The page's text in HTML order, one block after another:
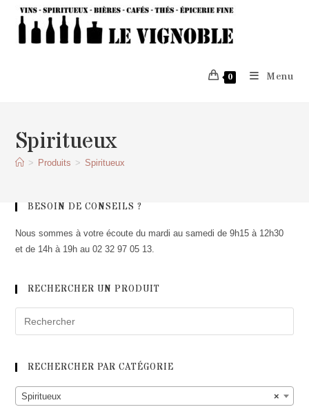
content
0 Menu
Spiritueux
> Produits > Spiritueux
BESOIN DE CONSEILS ?
Nous sommes à votre écoute du mardi au samedi de 9h15 à 12h30
et de 14h à 19h au 02 32 97 05 13.
RECHERCHER UN PRODUIT
RECHERCHER PAR CATÉGORIE
×
Spiritueux